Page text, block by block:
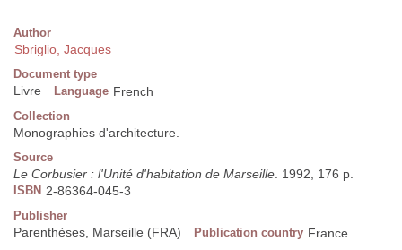
Author
Sbriglio, Jacques
Document type
Livre Language French
Collection
Monographies d'architecture.
Source
Le Corbusier : l'Unité d'habitation de Marseille. 1992, 176 p.
ISBN 2-86364-045-3
Publisher
Parenthèses, Marseille (FRA) Publication country France